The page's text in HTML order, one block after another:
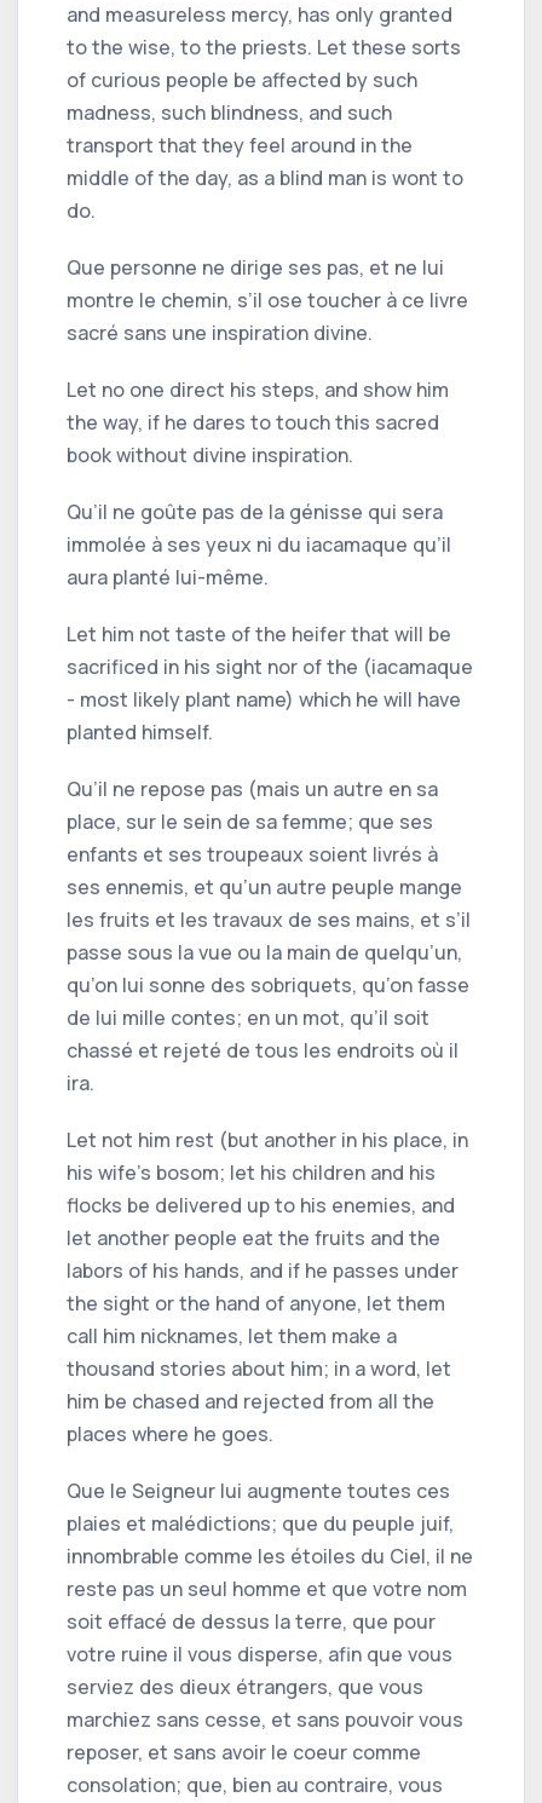
and measureless mercy, has only granted
to the wise, to the priests. Let these sorts
of curious people be affected by such
madness, such blindness, and such
transport that they feel around in the
middle of the day, as a blind man is wont to
do.
Que personne ne dirige ses pas, et ne lui
montre le chemin, s’il ose toucher à ce livre
sacré sans une inspiration divine.
Let no one direct his steps, and show him
the way, if he dares to touch this sacred
book without divine inspiration.
Qu’il ne goûte pas de la génisse qui sera
immolée à ses yeux ni du iacamaque qu’il
aura planté lui-même.
Let him not taste of the heifer that will be
sacrificed in his sight nor of the (iacamaque
- most likely plant name) which he will have
planted himself.
Qu’il ne repose pas (mais un autre en sa
place, sur le sein de sa femme; que ses
enfants et ses troupeaux soient livrés à
ses ennemis, et qu’un autre peuple mange
les fruits et les travaux de ses mains, et s’il
passe sous la vue ou la main de quelqu’un,
qu’on lui sonne des sobriquets, qu’on fasse
de lui mille contes; en un mot, qu’il soit
chassé et rejeté de tous les endroits où il
ira.
Let not him rest (but another in his place, in
his wife's bosom; let his children and his
flocks be delivered up to his enemies, and
let another people eat the fruits and the
labors of his hands, and if he passes under
the sight or the hand of anyone, let them
call him nicknames, let them make a
thousand stories about him; in a word, let
him be chased and rejected from all the
places where he goes.
Que le Seigneur lui augmente toutes ces
plaies et malédictions; que du peuple juif,
innombrable comme les étoiles du Ciel, il ne
reste pas un seul homme et que votre nom
soit effacé de dessus la terre, que pour
votre ruine il vous disperse, afin que vous
serviez des dieux étrangers, que vous
marchiez sans cesse, et sans pouvoir vous
reposer, et sans avoir le coeur comme
consolation; que, bien au contraire, vous